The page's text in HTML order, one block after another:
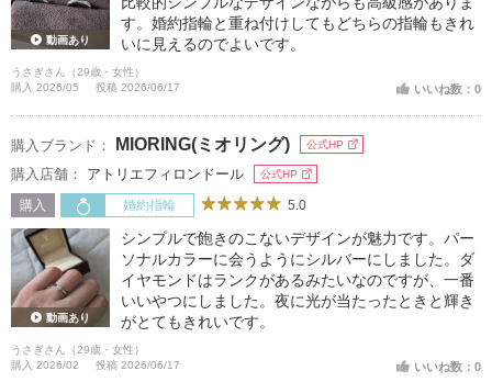
動画あり
す。婚約指輪と重ね付けしてもどちらの指輪もきれ
いに見えるのでよいです。
うさぎさん（29歳・女性）
購入 2026/05
投稿 2026/06/17 いいね数：0
購入ブランド： MIORING(ミオリング) 公式HP
購入店舗： アトリエフィロンドール 公式HP
購入 婚約指輪 5.0
動画あり
シンプルで飽きのこないデザインが魅力です。パー
ソナルカラーに会うようにシルバーにしました。ダ
イヤモンドはランクがあるみたいなのですが、一番
いいやつにしました。夜に光が当たったときと輝き
がとてもきれいです。
うさぎさん（29歳・女性）
購入 2026/02
投稿 2026/06/17 いいね数：0